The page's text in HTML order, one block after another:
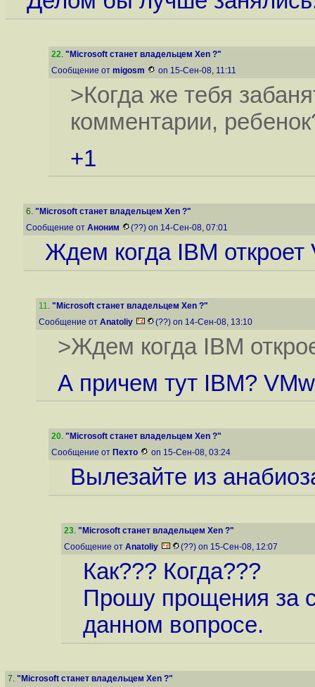
22. "Microsoft станет владельцем Xen ?"
Сообщение от migosm on 15-Сен-08, 11:11
>Когда же тебя
комментарии,
+1
6. "Microsoft станет владельцем Xen ?"
Сообщение от Аноним (??) on 14-Сен-08, 07:01
Ждем когда IBM
11. "Microsoft станет владельцем Xen ?"
Сообщение от Anatoliy (??) on 14-Сен-08, 13:10
>Ждем когда IBM
А причем тут IBM?
20. "Microsoft станет владельцем Xen ?"
Сообщение от Пехто on 15-Сен-08, 03:24
Вылезайте из
23. "Microsoft станет владельцем Xen ?"
Сообщение от Anatoliy (??) on 15-Сен-08, 12:07
Как??? Когда???
Прошу прощения за
данном вопросе.
7. "Microsoft станет владельцем Xen ?"